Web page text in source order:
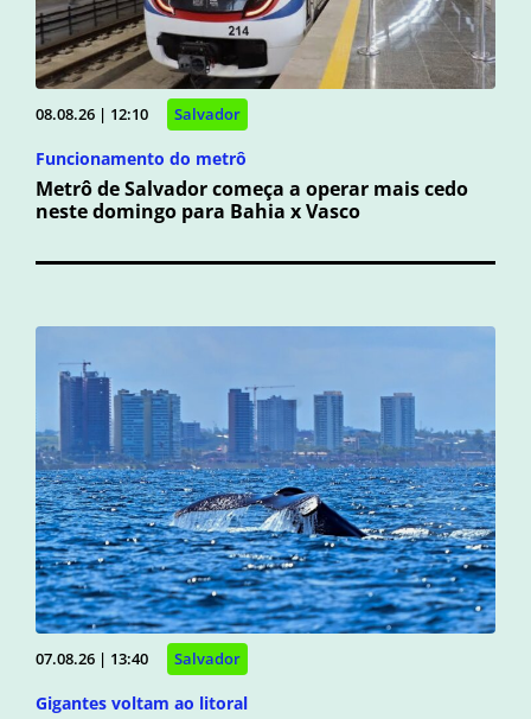
08.08.26 | 12:10 Salvador
Funcionamento do metrô
Metrô de Salvador começa a operar mais cedo
neste domingo para Bahia x Vasco
07.08.26 | 13:40 Salvador
Gigantes voltam ao litoral